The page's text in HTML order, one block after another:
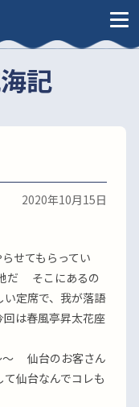
記
2020年10月15日
せてもらってい
だ そこにあるの
定席で、我が落語
は春風亭昇太花座
〜 仙台のお客さん
仙台なんでコレも